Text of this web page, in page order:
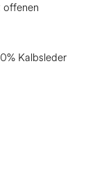
offenen
Kalbsleder